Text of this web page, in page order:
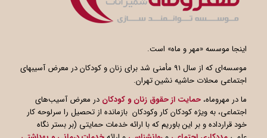
اینجا موسسه «مهر و ماه» است.
موسسه‌ای که از سال ۹۱ مأمنی شد برای زنان و کودکان در معرض آسیبهای
اجتماعی محلات حاشیه نشین تهران.
ما در مهروماه، حمایت از حقوق زنان و کودکان در معرض آسیب‌های
اجتماعی، به ویژه کودکان کار وکودکان بازمانده از تحصیل را سرلوحه کار
خود قرارداده و بر این باوریم که با ارائه خدمات حمایتی (بر بستر نگاه